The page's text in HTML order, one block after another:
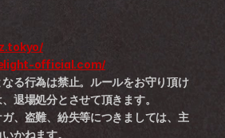
official.com/
なる行為は禁止。ルールをお守り頂け
退場処分とさせて頂きます。
ガ、盗難、紛失等につきましては、主
かねます。